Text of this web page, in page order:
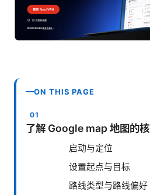
ON THIS PAGE
了解 Google map 地图的
启动与定位
设置起点与目标
路线类型与路线偏好